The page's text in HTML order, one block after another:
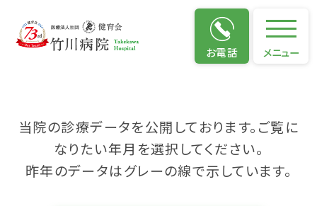
お電話 メニュー
クリニカルアウトカム
当院の診療データを公開しております。ご覧に
なりたい年月を選択してください。
昨年のデータはグレーの線で示しています。